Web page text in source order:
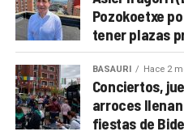
Pozokoetxe
tener plazas
BASAURI Hace 2
Conciertos,
arroces
fiestas de